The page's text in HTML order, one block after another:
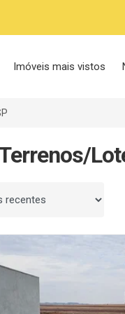
Imóveis mais vistos
por